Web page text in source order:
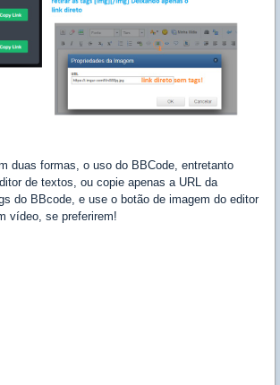
duas formas, o uso do BBCode, entretanto
de textos, ou copie apenas a URL da
do BBcode, e use o botão de imagem do editor
vídeo, se preferirem!